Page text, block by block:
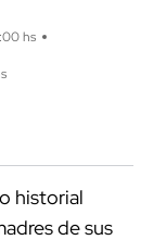
hs
historial
de sus